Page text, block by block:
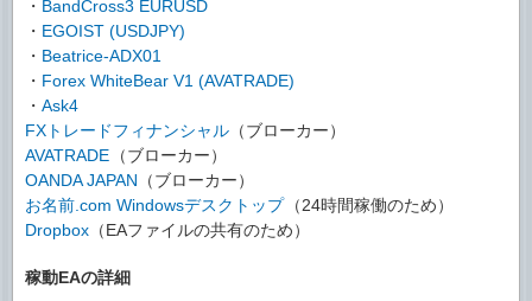
・ BandCross3 EURUSD
・ EGOIST (USDJPY)
・ Beatrice-ADX01
・ Forex WhiteBear V1 (AVATRADE)
・ Ask4
FXトレードフィナンシャル （ブローカー）
AVATRADE （ブローカー）
OANDA JAPAN （ブローカー）
お名前.com Windowsデスクトップ （24時間稼働のため）
Dropbox （EAファイルの共有のため）
稼動EAの詳細